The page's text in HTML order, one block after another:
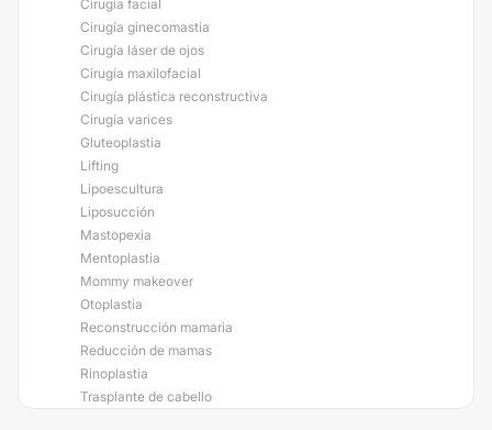
Cirugía facial
Cirugía ginecomastia
Cirugía láser de ojos
Cirugía maxilofacial
Cirugía plástica reconstructiva
Cirugía varices
Gluteoplastia
Lifting
Lipoescultura
Liposucción
Mastopexia
Mentoplastia
Mommy makeover
Otoplastia
Reconstrucción mamaria
Reducción de mamas
Rinoplastia
Trasplante de cabello